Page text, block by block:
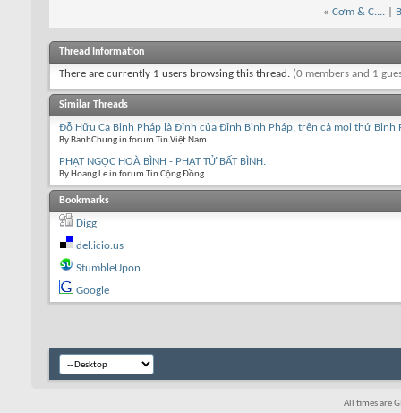
« Cơm & C....
Thread Information
There are currently 1 users browsing this thread. (0 members and 1
Similar Threads
Đỗ Hữu Ca Binh Pháp là Đỉnh của Đỉnh Binh Pháp, trên cả mọi thứ Binh
By BanhChung in forum Tin Việt Nam
PHẬT NGỌC HOÀ BÌNH - PHẬT TỬ BẤT BÌNH.
By Hoang Le in forum Tin Cộng Đồng
Bookmarks
Digg
del.icio.us
StumbleUpon
Google
All times are